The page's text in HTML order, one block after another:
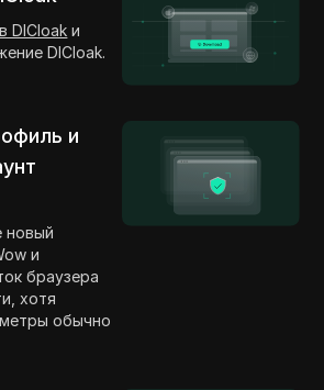
DICloak и
DICloak.
и
новый
и
браузера
хотя
обычно